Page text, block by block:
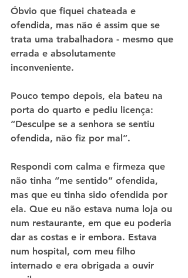
Óbvio que fiquei chateada e
ofendida, mas não é assim que se
trata uma trabalhadora - mesmo que
errada e absolutamente
inconveniente.
Pouco tempo depois, ela bateu na
porta do quarto e pediu licença:
“Desculpe se a senhora se sentiu
ofendida, não fiz por mal”.
Respondi com calma e firmeza que
não tinha “me sentido” ofendida,
mas que eu tinha sido ofendida por
ela. Que eu não estava numa loja ou
num restaurante, em que eu poderia
dar as costas e ir embora. Estava
num hospital, com meu filho
internado e era obrigada a ouvir